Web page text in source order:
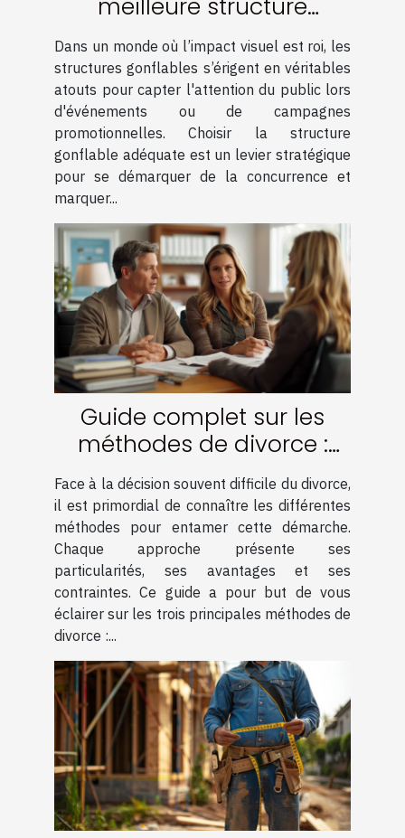
meilleure structure
gonflable pour maximiser
votre visibilité
Dans un monde où l’impact visuel est roi, les
structures gonflables s’érigent en véritables
atouts pour capter l'attention du public lors
d'événements ou de campagnes
promotionnelles. Choisir la structure
gonflable adéquate est un levier stratégique
pour se démarquer de la concurrence et
marquer...
Guide complet sur les
méthodes de divorce :
amiable, médiation et
contentieux
Face à la décision souvent difficile du divorce,
il est primordial de connaître les différentes
méthodes pour entamer cette démarche.
Chaque approche présente ses
particularités, ses avantages et ses
contraintes. Ce guide a pour but de vous
éclairer sur les trois principales méthodes de
divorce :...